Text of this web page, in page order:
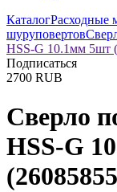
КаталогРасходные
шуруповертов
HSS-G 10.1мм 5шт
Подписаться
2700 RUB
Сверло
HSS-G